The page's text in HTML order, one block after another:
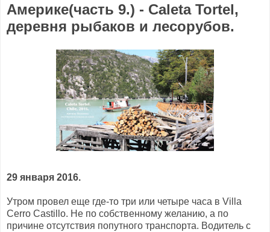
Америке(часть 9.) - Caleta Tortel,
деревня рыбаков и лесорубов.
29 января 2016.
Утром провел еще где-то три или четыре часа в Villa
Cerro Castillo. Не по собственному желанию, а по
причине отсутствия попутного транспорта. Водитель c